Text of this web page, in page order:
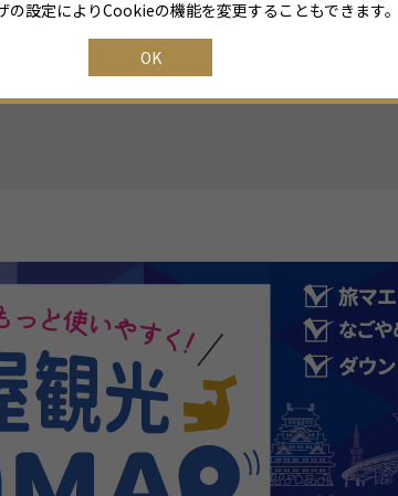
の設定によりCookieの機能を変更することもできます
OK